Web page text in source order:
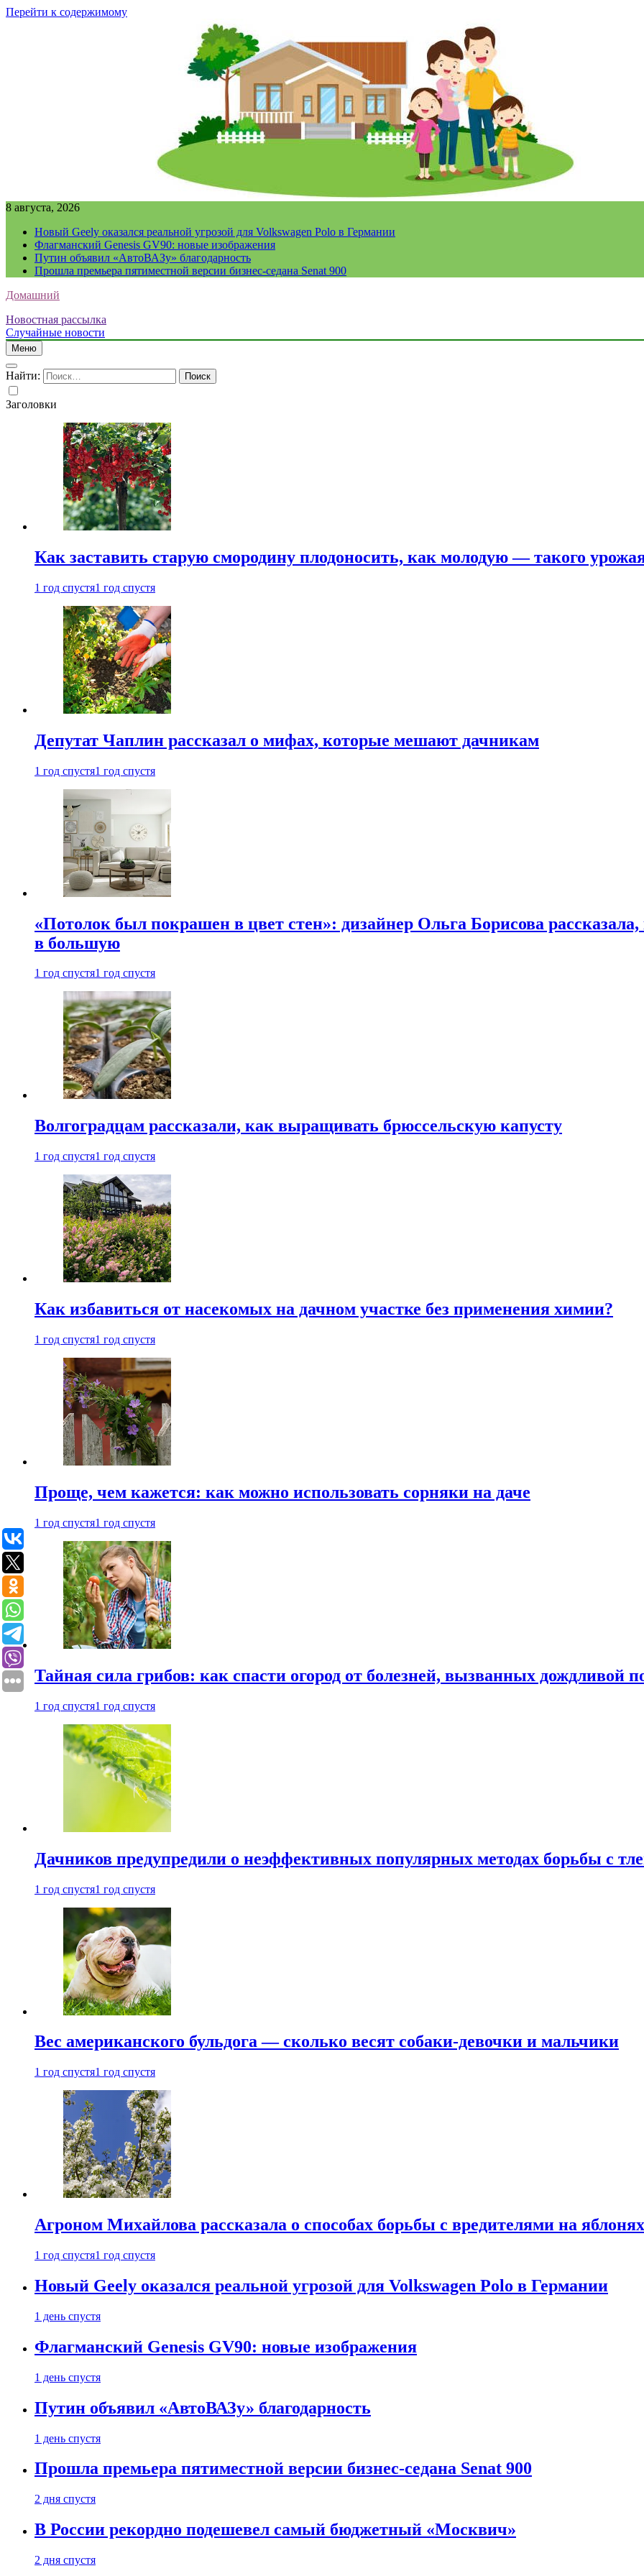
Перейти к содержимому
8 августа, 2026
Новый Geely оказался реальной угрозой для Volkswagen Polo в Германии
Флагманский Genesis GV90: новые изображения
Путин объявил «АвтоВАЗу» благодарность
Прошла премьера пятиместной версии бизнес-седана Senat 900
Домашний
Новостная рассылка
Случайные новости
Меню
Найти:
Заголовки
Как заставить старую смородину плодоносить, как молодую — такого
1 год спустя1 год спустя
Депутат Чаплин рассказал о мифах, которые мешают дачникам
1 год спустя1 год спустя
«Потолок был покрашен в цвет стен»: дизайнер Ольга Борисова
в большую
1 год спустя1 год спустя
Волгоградцам рассказали, как выращивать брюссельскую капусту
1 год спустя1 год спустя
Как избавиться от насекомых на дачном участке без применения химии?
1 год спустя1 год спустя
Проще, чем кажется: как можно использовать сорняки на даче
1 год спустя1 год спустя
Тайная сила грибов: как спасти огород от болезней, вызванных дождливой
1 год спустя1 год спустя
Дачников предупредили о неэффективных популярных методах борьбы с
1 год спустя1 год спустя
Вес американского бульдога — сколько весят собаки-девочки и мальчики
1 год спустя1 год спустя
Агроном Михайлова рассказала о способах борьбы с вредителями на яблонях
1 год спустя1 год спустя
Новый Geely оказался реальной угрозой для Volkswagen Polo в Германии
1 день спустя
Флагманский Genesis GV90: новые изображения
1 день спустя
Путин объявил «АвтоВАЗу» благодарность
1 день спустя
Прошла премьера пятиместной версии бизнес-седана Senat 900
2 дня спустя
В России рекордно подешевел самый бюджетный «Москвич»
2 дня спустя